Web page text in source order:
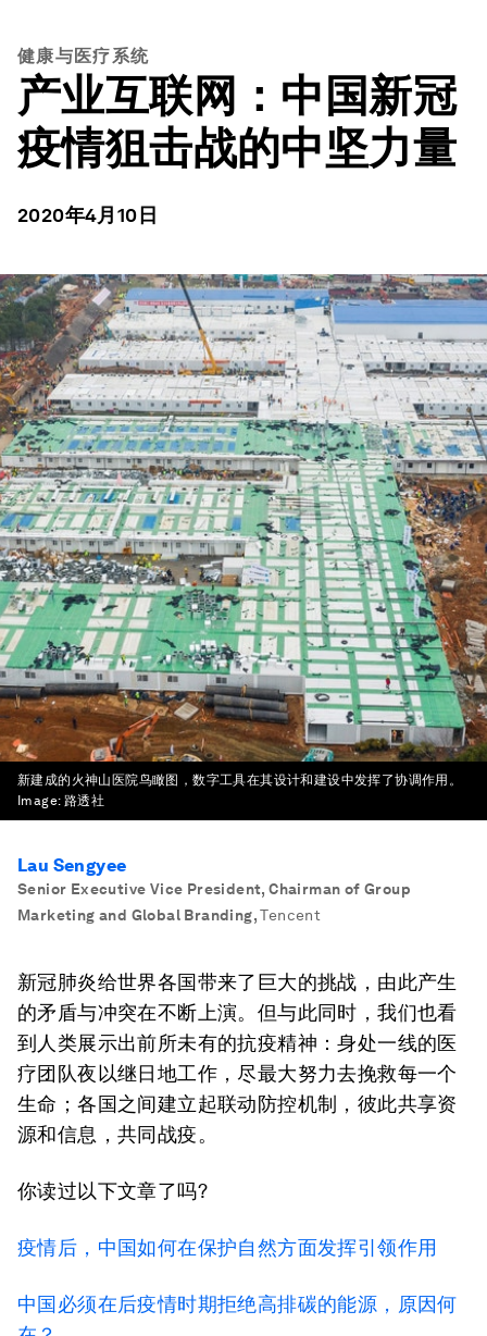
健康与医疗系统
产业互联网：中国新冠
疫情狙击战的中坚力量
2020年4月10日
新建成的火神山医院鸟瞰图，数字工具在其设计和建设中发挥了协调作用。
Image: 路透社
Lau Sengyee
Senior Executive Vice President, Chairman of Group
Marketing and Global Branding, Tencent
新冠肺炎给世界各国带来了巨大的挑战，由此产生
的矛盾与冲突在不断上演。但与此同时，我们也看
到人类展示出前所未有的抗疫精神：身处一线的医
疗团队夜以继日地工作，尽最大努力去挽救每一个
生命；各国之间建立起联动防控机制，彼此共享资
源和信息，共同战疫。
你读过以下文章了吗?
疫情后，中国如何在保护自然方面发挥引领作用
中国必须在后疫情时期拒绝高排碳的能源，原因何